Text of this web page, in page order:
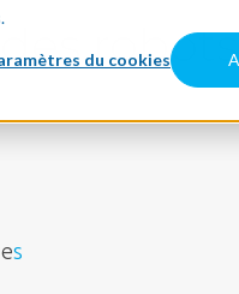
du cookies
robots
s